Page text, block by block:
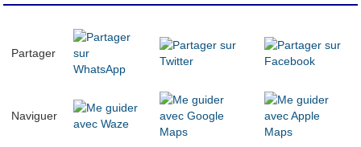
Partager
Naviguer